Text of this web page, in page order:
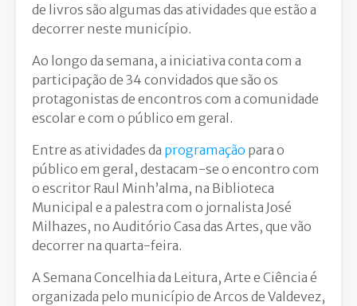
de livros são algumas das atividades que estão a
decorrer neste município.
Ao longo da semana, a iniciativa conta com a
participação de 34 convidados que são os
protagonistas de encontros com a comunidade
escolar e com o público em geral.
Entre as atividades da programação para o
público em geral, destacam-se o encontro com
o escritor Raul Minh’alma, na Biblioteca
Municipal e a palestra com o jornalista José
Milhazes, no Auditório Casa das Artes, que vão
decorrer na quarta-feira.
A Semana Concelhia da Leitura, Arte e Ciência é
organizada pelo município de Arcos de Valdevez,